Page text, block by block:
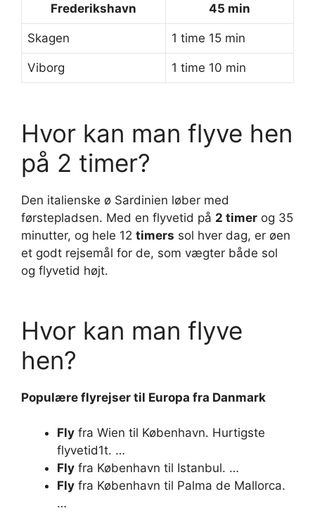
Frederikshavn 45 min
Skagen 1 time 15 min
Viborg 1 time 10 min
Hvor kan man flyve hen
på 2 timer?
Den italienske ø Sardinien løber med
førstepladsen. Med en flyvetid på 2 timer og 35
minutter, og hele 12 timers sol hver dag, er øen
et godt rejsemål for de, som vægter både sol
og flyvetid højt.
Hvor kan man flyve
hen?
Populære flyrejser til Europa fra Danmark
Fly fra Wien til København. Hurtigste
flyvetid1t. …
Fly fra København til Istanbul. …
Fly fra København til Palma de Mallorca.
…